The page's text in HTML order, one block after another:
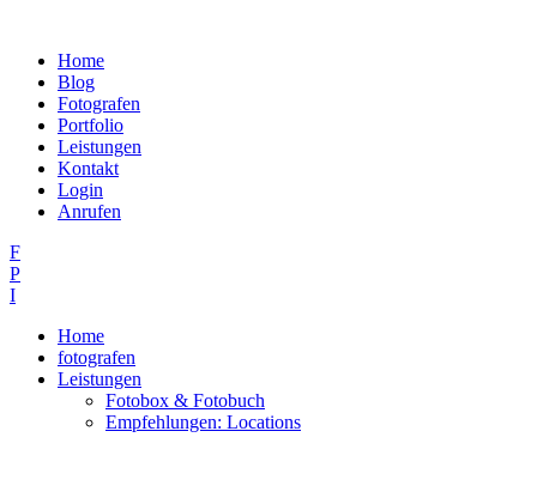
Home
Blog
Fotografen
Portfolio
Leistungen
Kontakt
Login
Anrufen
F
P
I
Home
fotografen
Leistungen
Fotobox & Fotobuch
Empfehlungen: Locations